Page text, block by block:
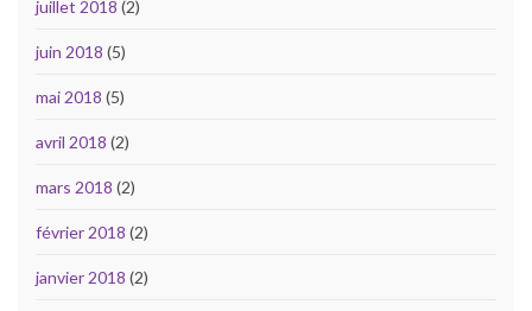
juillet 2018 (2)
juin 2018 (5)
mai 2018 (5)
avril 2018 (2)
mars 2018 (2)
février 2018 (2)
janvier 2018 (2)